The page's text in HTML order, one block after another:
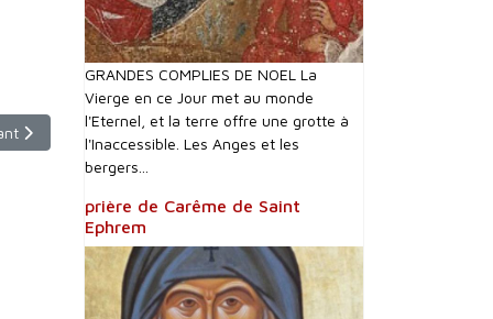
suivant : Les Orientaux chantent la Mère de Dieu
GRANDES COMPLIES DE NOEL La
Vierge en ce Jour met au monde
l'Eternel, et la terre offre une grotte à
l'Inaccessible. Les Anges et les
bergers...
prière de Carême de Saint
Ephrem